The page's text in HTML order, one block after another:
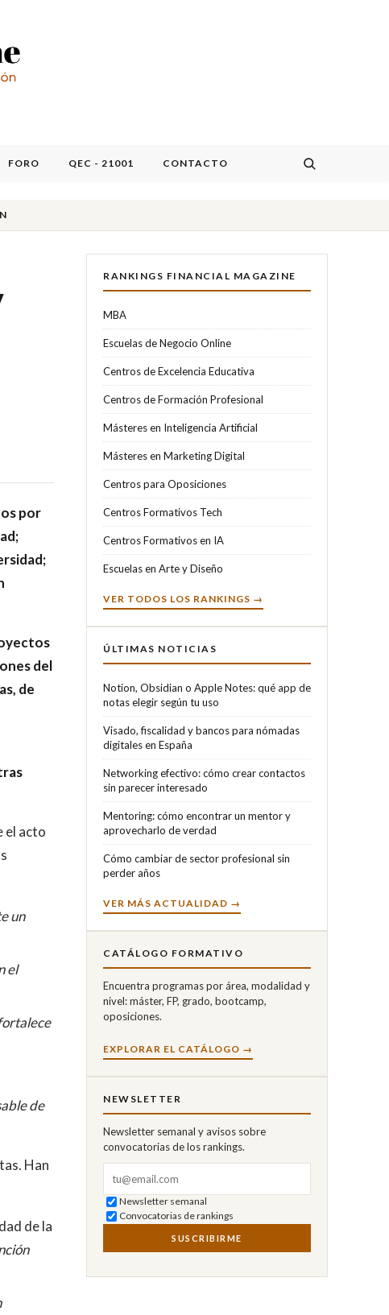
FORO QEC - 21001 CONTACTO
por
del
de
el acto
un
el
de
Han
de la
RANKINGS FINANCIAL MAGAZINE
MBA
Escuelas de Negocio Online
Centros de Excelencia Educativa
Centros de Formación Profesional
Másteres en Inteligencia Artificial
Másteres en Marketing Digital
Centros para Oposiciones
Centros Formativos Tech
Centros Formativos en IA
Escuelas en Arte y Diseño
VER TODOS LOS RANKINGS →
ÚLTIMAS NOTICIAS
Notion, Obsidian o Apple Notes: qué app de
notas elegir según tu uso
Visado, fiscalidad y bancos para nómadas
digitales en España
Networking efectivo: cómo crear contactos
sin parecer interesado
Mentoring: cómo encontrar un mentor y
aprovecharlo de verdad
Cómo cambiar de sector profesional sin
perder años
VER MÁS ACTUALIDAD →
CATÁLOGO FORMATIVO
Encuentra programas por área, modalidad y
nivel: máster, FP, grado, bootcamp,
oposiciones.
EXPLORAR EL CATÁLOGO →
NEWSLETTER
Newsletter semanal y avisos sobre
convocatorias de los rankings.
Newsletter semanal
Convocatorias de rankings
SUSCRIBIRME